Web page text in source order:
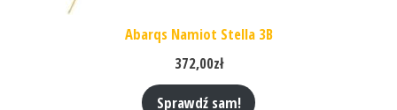
Abarqs Namiot Stella 3B
372,00zł
Sprawdź sam!